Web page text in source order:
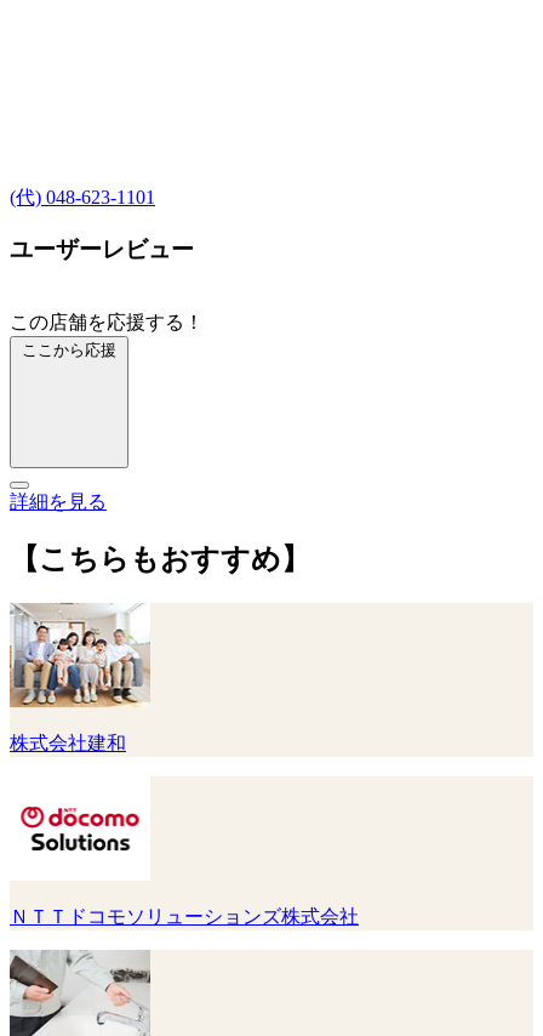
(代) 048-623-1101
ユーザーレビュー
この店舗を応援する！
ここから応援
詳細を見る
【こちらもおすすめ】
株式会社建和
ＮＴＴドコモソリューションズ株式会社